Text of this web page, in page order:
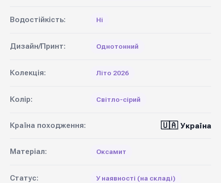
Водостійкість: Ні
Дизайн/Принт: Однотонний
Колекція: Літо 2026
Колір: Світло-сірий
Країна походження: 🇺🇦 Україна
Матеріал: Оксамит
Статус: У наявності (на складі)